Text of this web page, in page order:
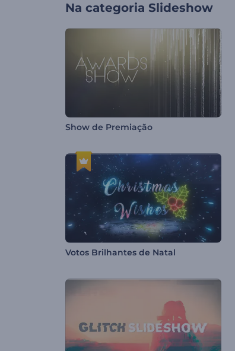
Na categoria Slideshow
Show de Premiação
Votos Brilhantes de Natal